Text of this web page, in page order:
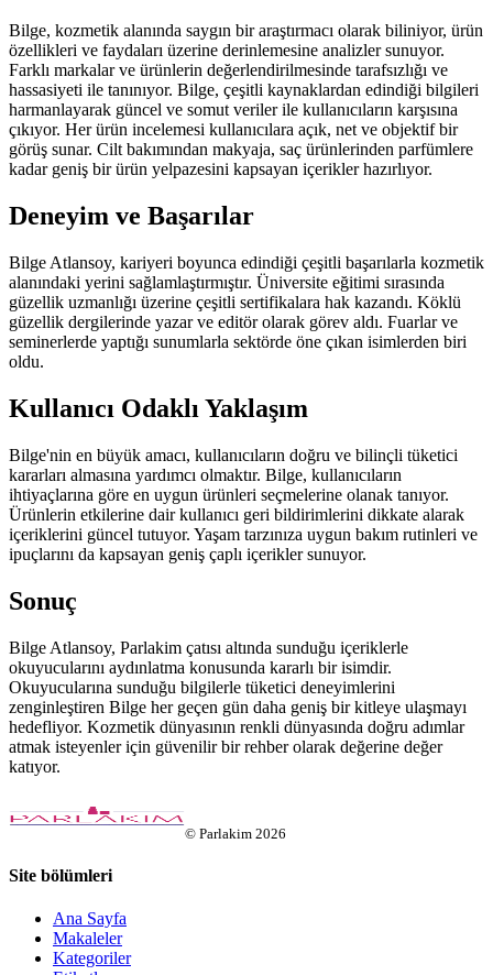
Bilge, kozmetik alanında saygın bir araştırmacı olarak biliniyor, ürün
özellikleri ve faydaları üzerine derinlemesine analizler sunuyor.
Farklı markalar ve ürünlerin değerlendirilmesinde tarafsızlığı ve
hassasiyeti ile tanınıyor. Bilge, çeşitli kaynaklardan edindiği bilgileri
harmanlayarak güncel ve somut veriler ile kullanıcıların karşısına
çıkıyor. Her ürün incelemesi kullanıcılara açık, net ve objektif bir
görüş sunar. Cilt bakımından makyaja, saç ürünlerinden parfümlere
kadar geniş bir ürün yelpazesini kapsayan içerikler hazırlıyor.
Deneyim ve Başarılar
Bilge Atlansoy, kariyeri boyunca edindiği çeşitli başarılarla kozmetik
alanındaki yerini sağlamlaştırmıştır. Üniversite eğitimi sırasında
güzellik uzmanlığı üzerine çeşitli sertifikalara hak kazandı. Köklü
güzellik dergilerinde yazar ve editör olarak görev aldı. Fuarlar ve
seminerlerde yaptığı sunumlarla sektörde öne çıkan isimlerden biri
oldu.
Kullanıcı Odaklı Yaklaşım
Bilge'nin en büyük amacı, kullanıcıların doğru ve bilinçli tüketici
kararları almasına yardımcı olmaktır. Bilge, kullanıcıların
ihtiyaçlarına göre en uygun ürünleri seçmelerine olanak tanıyor.
Ürünlerin etkilerine dair kullanıcı geri bildirimlerini dikkate alarak
içeriklerini güncel tutuyor. Yaşam tarzınıza uygun bakım rutinleri ve
ipuçlarını da kapsayan geniş çaplı içerikler sunuyor.
Sonuç
Bilge Atlansoy, Parlakim çatısı altında sunduğu içeriklerle
okuyucularını aydınlatma konusunda kararlı bir isimdir.
Okuyucularına sunduğu bilgilerle tüketici deneyimlerini
zenginleştiren Bilge her geçen gün daha geniş bir kitleye ulaşmayı
hedefliyor. Kozmetik dünyasının renkli dünyasında doğru adımlar
atmak isteyenler için güvenilir bir rehber olarak değerine değer
katıyor.
© Parlakim 2026
Site bölümleri
Ana Sayfa
Makaleler
Kategoriler